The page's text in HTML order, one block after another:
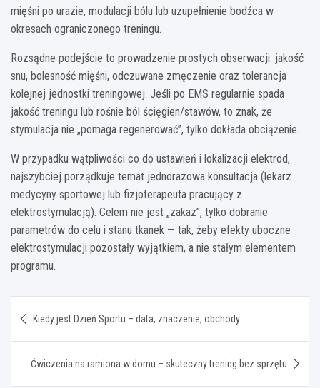
mięśni po urazie, modulacji bólu lub uzupełnienie bodźca w
okresach ograniczonego treningu.
Rozsądne podejście to prowadzenie prostych obserwacji: jakość
snu, bolesność mięśni, odczuwane zmęczenie oraz tolerancja
kolejnej jednostki treningowej. Jeśli po EMS regularnie spada
jakość treningu lub rośnie ból ścięgien/stawów, to znak, że
stymulacja nie „pomaga regenerować”, tylko dokłada obciążenie.
W przypadku wątpliwości co do ustawień i lokalizacji elektrod,
najszybciej porządkuje temat jednorazowa konsultacja (lekarz
medycyny sportowej lub fizjoterapeuta pracujący z
elektrostymulacją). Celem nie jest „zakaz”, tylko dobranie
parametrów do celu i stanu tkanek — tak, żeby efekty uboczne
elektrostymulacji pozostały wyjątkiem, a nie stałym elementem
programu.
wpisu
Kiedy jest Dzień Sportu – data, znaczenie, obchody
Ćwiczenia na ramiona w domu – skuteczny trening bez sprzętu